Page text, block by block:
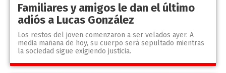
Familiares y amigos le dan el último
adiós a Lucas González
Los restos del joven comenzaron a ser velados ayer. A
media mañana de hoy, su cuerpo será sepultado mientras
la sociedad sigue exigiendo justicia.